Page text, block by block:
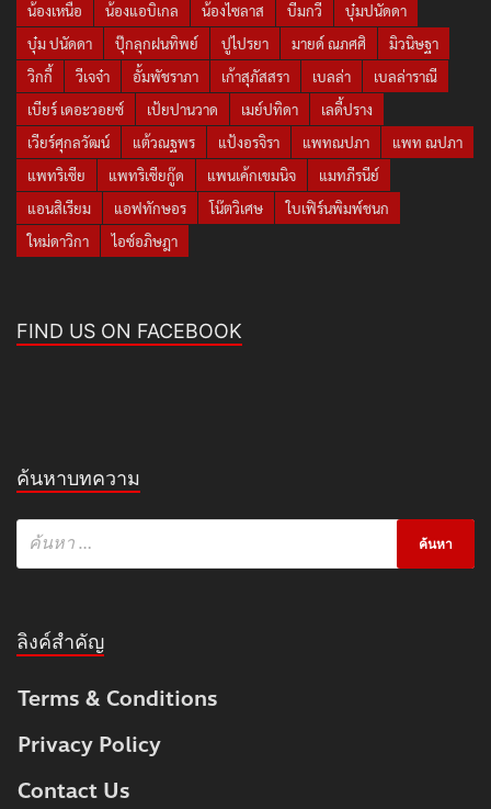
น้องเหนือ
น้องแอบิเกล น้องไซลาส บีมกวี
บุ๋มปนัดดา
บุ๋ม ปนัดดา
ปุ๊กลุกฝนทิพย์ ปูไปรยา มายด์ ณภศศิ
มิวนิษฐา
วิกกี้
วีเจจ๋า อั้มพัชราภา เก้าสุภัสสรา เบลล่า
เบลล่าราณี
เบียร์ เดอะวอยซ์
เป้ยปานวาด เมย์ปทิดา
เลดี้ปราง
เวียร์ศุกลวัฒน์
แต้วณฐพร แป้งอรจิรา แพทณปภา
แพท ณปภา
แพทริเซีย
แพทริเซียกู๊ด แพนเค้กเขมนิจ
แมทภีรนีย์
แอนสิเรียม
แอฟทักษอร โน๊ตวิเศษ
ใบเฟิร์นพิมพ์ชนก
ใหม่ดาวิกา
ไอซ์อภิษฎา
FIND US ON FACEBOOK
ค้นหาบทความ
ลิงค์สำคัญ
Terms & Conditions
Privacy Policy
Contact Us